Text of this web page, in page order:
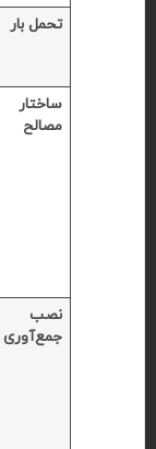
تحمل بار
مصالح
جمع‌آوری